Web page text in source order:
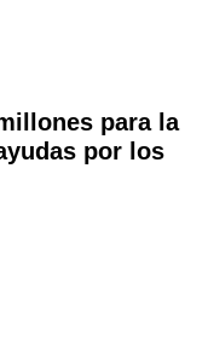
para la
por los